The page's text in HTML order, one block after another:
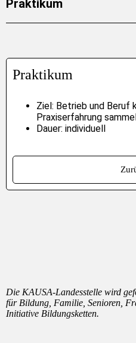
Praktikum
Praktikum
Ziel: Betrieb und Beruf
Praxiserfahrung
Dauer: individuell
Die KAUSA-Landesstelle wird
für Bildung, Familie, Senioren,
Initiative Bildungsketten.